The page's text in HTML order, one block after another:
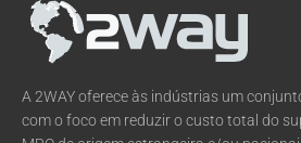
A 2WAY oferece às indústrias um
com o foco em reduzir o custo total do